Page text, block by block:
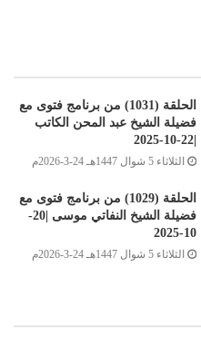
الحلقة (1031) من برنامج فتوى مع
فضيلة الشيخ عبد المحن الكاتب
الثلاثاء 5 شوال 1447هـ 24-3-2026م
الحلقة (1029) من برنامج فتوى مع
فضيلة الشيخ النفاتي موسى |20-
10-2025
الثلاثاء 5 شوال 1447هـ 24-3-2026م